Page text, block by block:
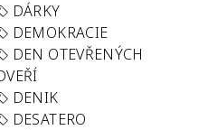
DÁRKY
DEMOKRACIE
DEN OTEVŘENÝCH
DENIK
DESATERO